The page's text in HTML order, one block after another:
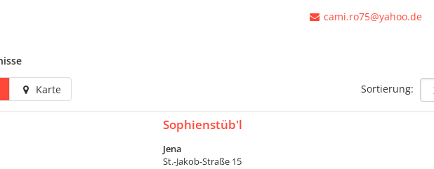
cami.ro75@yahoo.de
Karte Sortierung:
Sophienstüb'l
Jena
St.-Jakob-Straße 15